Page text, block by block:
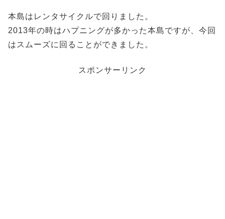
本島はレンタサイクルで回りました。
2013年の時はハプニングが多かった本島ですが、今回
はスムーズに回ることができました。
スポンサーリンク